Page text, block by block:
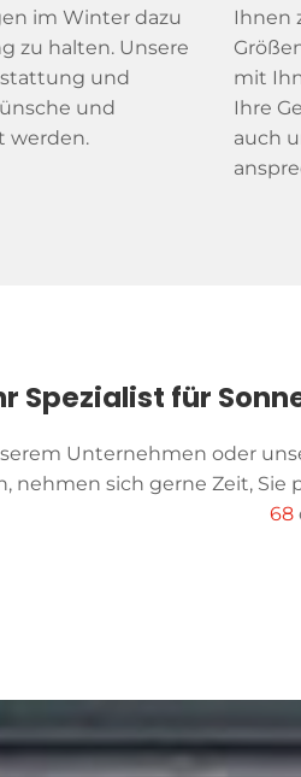
im Winter dazu
zu halten. Unsere
und
und
werden.
Ihnen
mit
Ihre
auch
Spezialist für
Unternehmen oder
nehmen sich gerne Zeit,
68